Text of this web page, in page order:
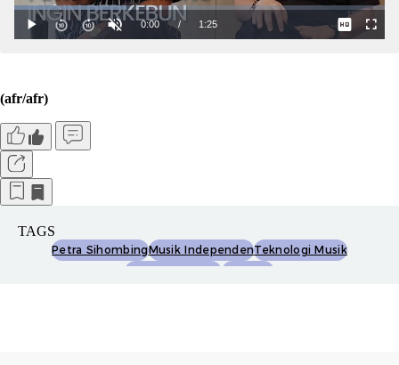
(afr/afr)
TAGS
Petra SihombingMusik IndependenTeknologi Musik